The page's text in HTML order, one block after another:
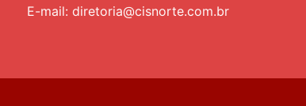
E-mail: diretoria@cisnorte.com.br